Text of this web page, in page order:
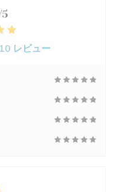
レビュー